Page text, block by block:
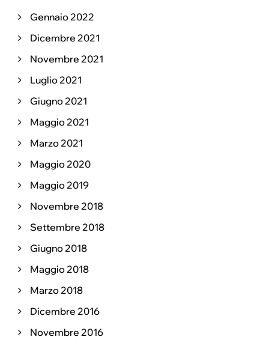
Gennaio 2022
Dicembre 2021
Novembre 2021
Luglio 2021
Giugno 2021
Maggio 2021
Marzo 2021
Maggio 2020
Maggio 2019
Novembre 2018
Settembre 2018
Giugno 2018
Maggio 2018
Marzo 2018
Dicembre 2016
Novembre 2016